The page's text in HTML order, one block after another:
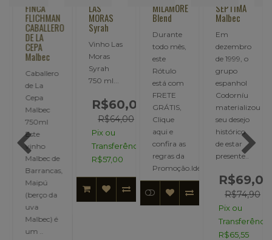
FINCA
FLICHMAN
CABALLERO
DE LA
CEPA
Malbec
Caballero
de La
Cepa
Malbec
750ml
Este
vinho
Malbec de
Barrancas,
Maipú
(berço da
uva
Malbec) é
um ..
LAS
MORAS
Syrah
Vinho Las
Moras
Syrah
750 ml...
R$60,00
R$64,00
Pix ou
Transferência:
R$57,00
MILAMORE
Blend
Durante
todo mês,
este
Rótulo
está com
FRETE
GRÁTIS,
Clique
aqui e
confira as
regras da
Promoção.Idé..
SEPTIMA
Malbec
Em
dezembro
de 1999, o
grupo
espanhol
Codorníu
materializou
seu desejo
histórico
de estar
presente..
R$69,00
R$74,90
Pix ou
R$65,55